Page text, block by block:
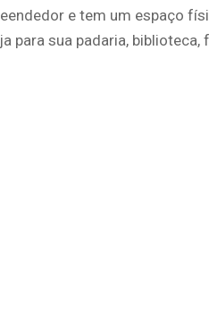
e tem um espaço
para sua padaria, biblioteca,